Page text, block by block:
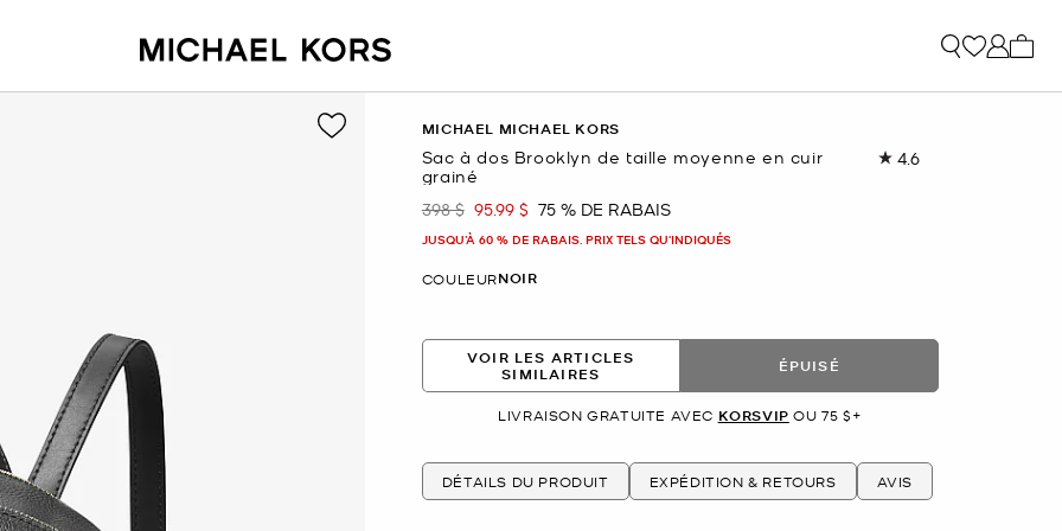
MICHAEL MICHAEL KORS
Sac à dos Brooklyn de taille moyenne en cuir
grainé
4.6Lire
était
398 $ maintenant
95.99 $ 75 % DE RABAIS
JUSQU’À 60 % DE RABAIS. PRIX TELS QU'INDIQUÉS
COULEURNOIR
VOIR LES ARTICLES
SIMILAIRES
ÉPUISÉ
LIVRAISON GRATUITE AVEC KORSVIP OU 75 $+
DÉTAILS DU PRODUIT EXPÉDITION & RETOURS AVIS